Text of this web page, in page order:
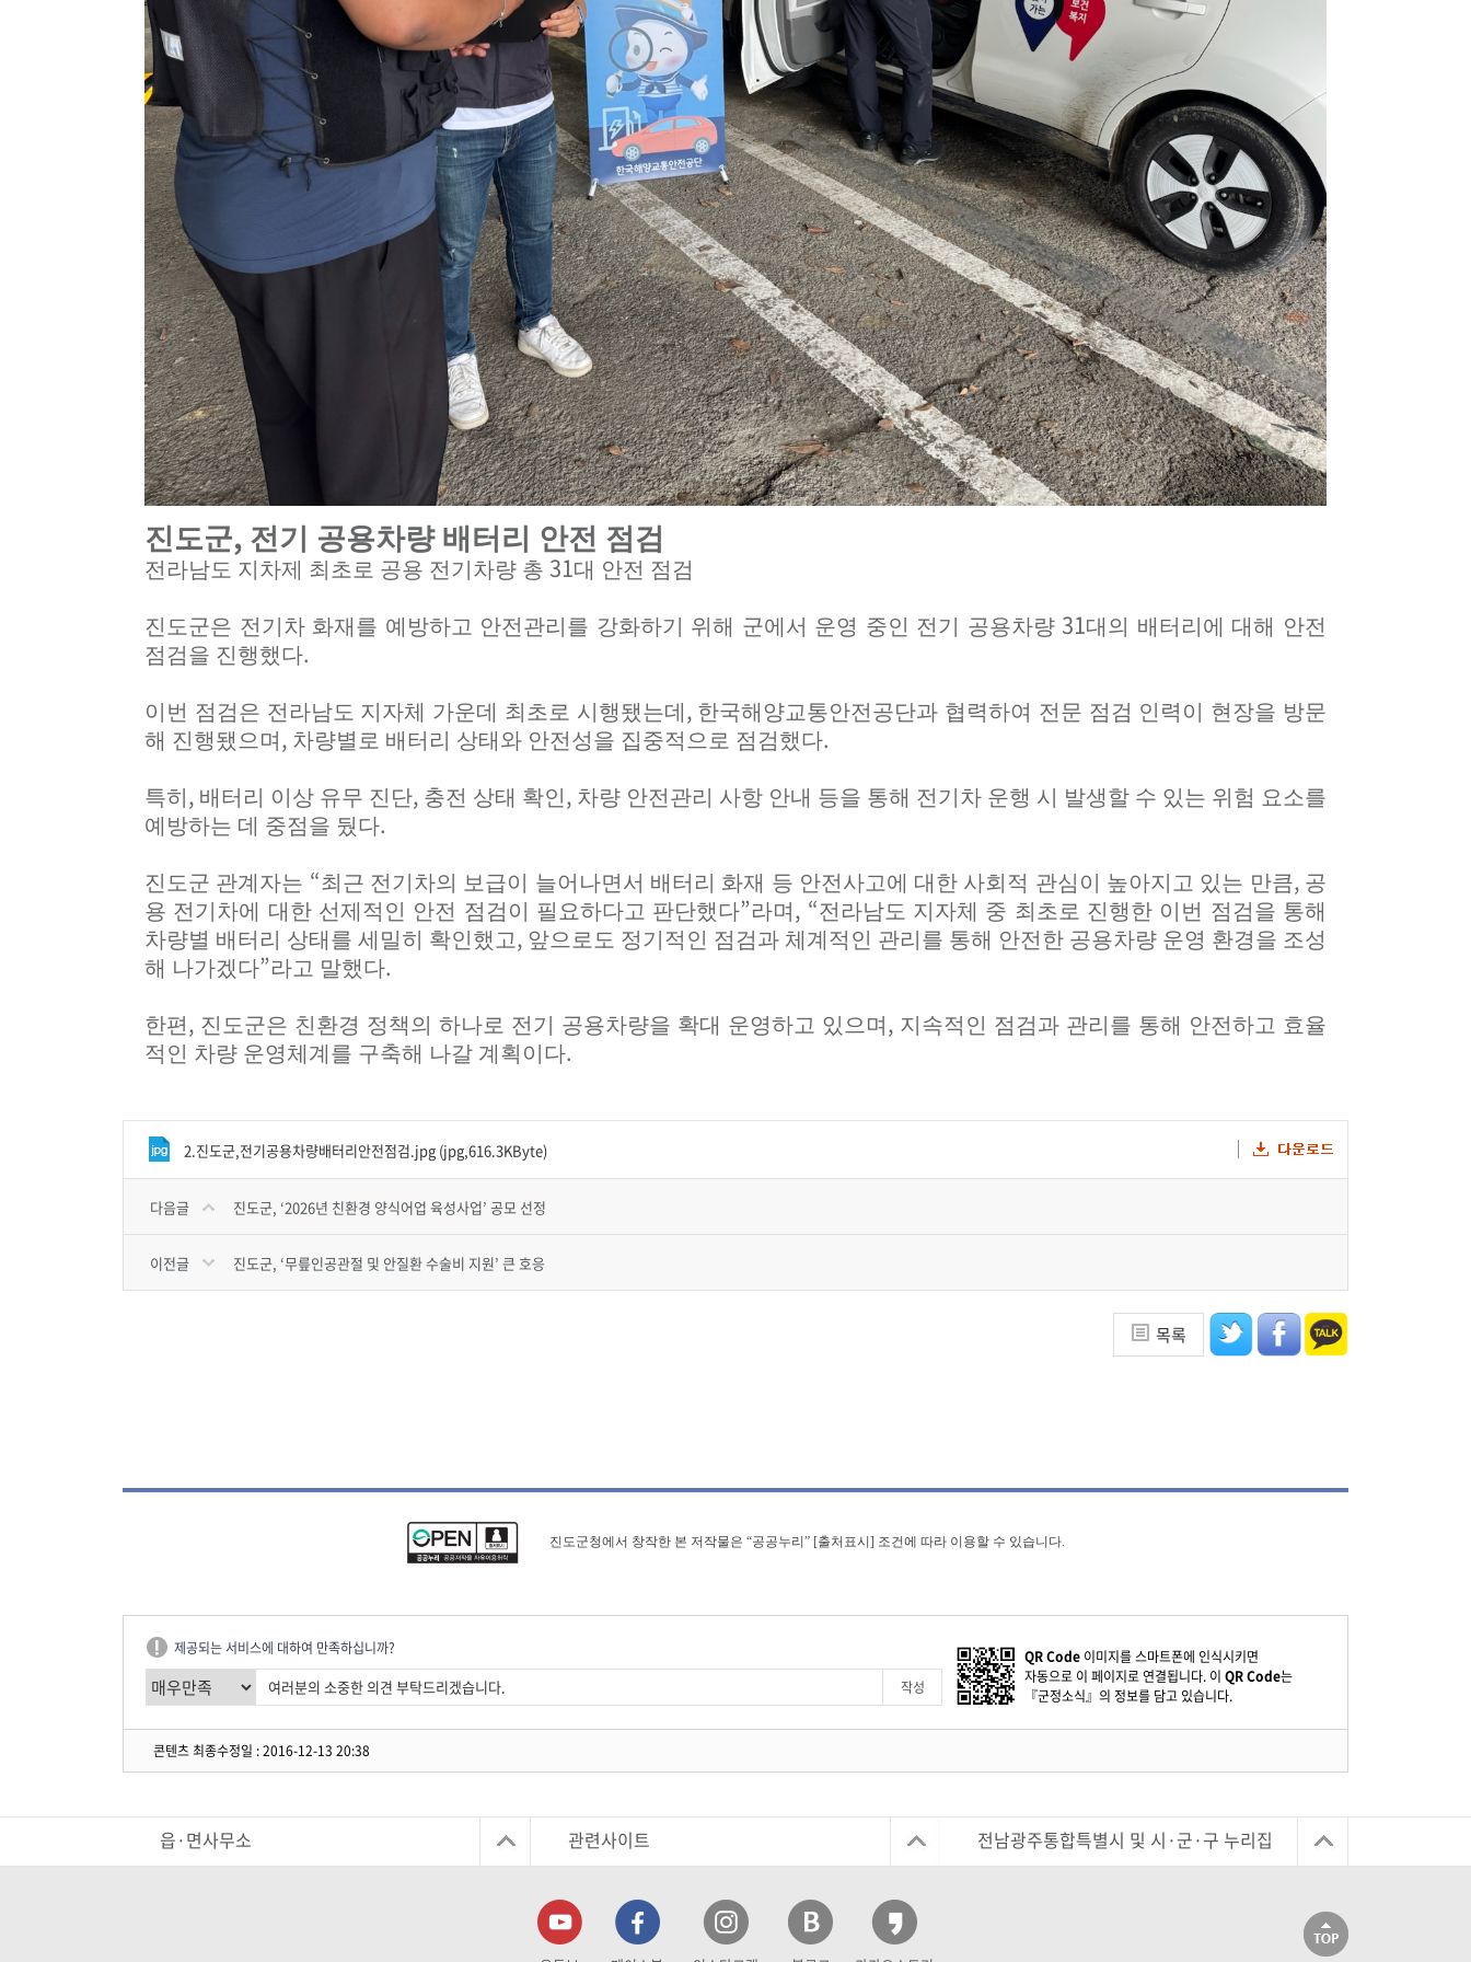
진도군, 전기 공용차량 배터리 안전 점검
전라남도 지차제 최초로 공용 전기차량 총 31대 안전 점검
진도군은 전기차 화재를 예방하고 안전관리를 강화하기 위해 군에서 운영 중인 전기 공용차량 31대의 배터리에 대해 안전
점검을 진행했다.
이번 점검은 전라남도 지자체 가운데 최초로 시행됐는데 , 한국해양교통안전공단과 협력하여 전문 점검 인력이 현장을 방문
해 진행됐으며 , 차량별로 배터리 상태와 안전성을 집중적으로 점검했다.
특히 , 배터리 이상 유무 진단, 충전 상태 확인, 차량 안전관리 사항 안내 등을 통해 전기차 운행 시 발생할 수 있는 위험 요소를
예방하는 데 중점을 뒀다.
진도군 관계자는 “최근 전기차의 보급이 늘어나면서 배터리 화재 등 안전사고에 대한 사회적 관심이 높아지고 있는 만큼, 공
용 전기차에 대한 선제적인 안전 점검이 필요하다고 판단했다”라며 , “전라남도 지자체 중 최초로 진행한 이번 점검을 통해
차량별 배터리 상태를 세밀히 확인했고, 앞으로도 정기적인 점검과 체계적인 관리를 통해 안전한 공용차량 운영 환경을 조성
해 나가겠다”라고 말했다.
한편 , 진도군은 친환경 정책의 하나로 전기 공용차량을 확대 운영하고 있으며 , 지속적인 점검과 관리를 통해 안전하고 효율
적인 차량 운영체계를 구축해 나갈 계획이다.
2.진도군,전기공용차량배터리안전점검.jpg (jpg,616.3KByte)
다음글 진도군, ‘2026년 친환경 양식어업 육성사업’ 공모 선정
이전글 진도군, ‘무릎인공관절 및 안질환 수술비 지원’ 큰 호응
목록
진도군청에서 창작한 본 저작물은 “공공누리” [출처표시] 조건에 따라 이용할 수 있습니다.
제공되는 서비스에 대하여 만족하십니까? QR Code 이미지를 스마트폰에 인식시키면
자동으로 이 페이지로 연결됩니다. 이 QR Code는
『군정소식』의 정보를 담고 있습니다.
콘텐츠 최종수정일 : 2016-12-13 20:38
읍·면사무소 관련사이트 전남광주통합특별시 및 시·군·구 누리집